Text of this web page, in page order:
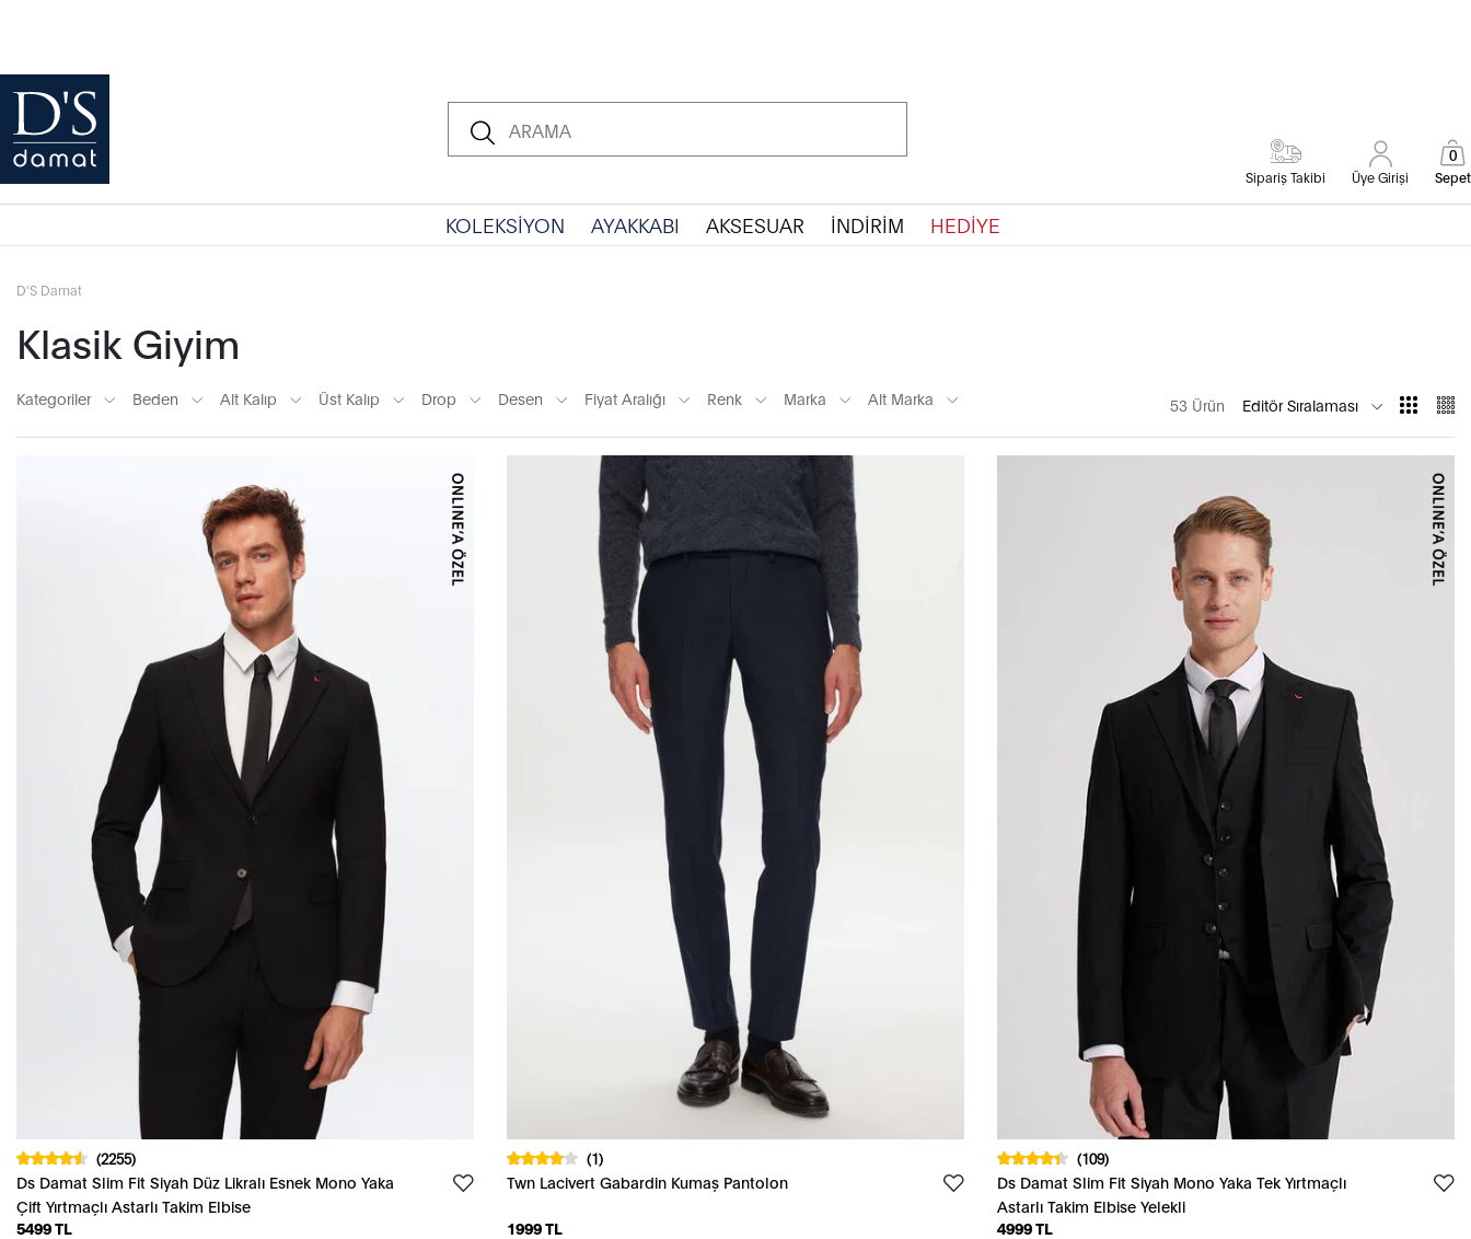
Sipariş Takibi Üye Girişi Sepet
0
KOLEKSİYON AYAKKABI AKSESUAR İNDİRİM HEDİYE
D'S Damat
Klasik Giyim
Kategoriler Beden Alt Kalıp Üst Kalıp Drop Desen Fiyat Aralığı Renk Marka Alt Marka 53 Ürün Editör Sıralaması
(2255)
Ds Damat Slim Fit Siyah Düz Likralı Esnek Mono Yaka
Çift Yırtmaçlı Astarlı Takim Elbise
5499 TL
(1)
Twn Lacivert Gabardin Kumaş Pantolon
1999 TL
(109)
Ds Damat Slim Fit Siyah Mono Yaka Tek Yırtmaçlı
Astarlı Takim Elbise Yelekli
4999 TL